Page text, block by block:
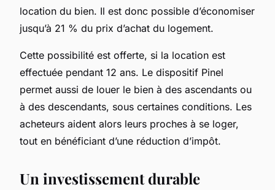
location du bien. Il est donc possible d’économiser
jusqu’à 21 % du prix d’achat du logement.
Cette possibilité est offerte, si la location est
effectuée pendant 12 ans. Le dispositif Pinel
permet aussi de louer le bien à des ascendants ou
à des descendants, sous certaines conditions. Les
acheteurs aident alors leurs proches à se loger,
tout en bénéficiant d’une réduction d’impôt.
Un investissement durable